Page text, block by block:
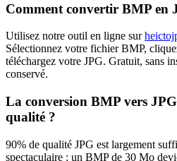
Comment convertir BMP en
Utilisez notre outil en ligne sur
Sélectionnez votre fichierBMP,
téléchargez votre JPG. Gratuit, sans
conservé.
La conversion BMP vers JPG
qualité ?
90% de qualité JPG est largement
spectaculaire : un BMP de 30 Mo